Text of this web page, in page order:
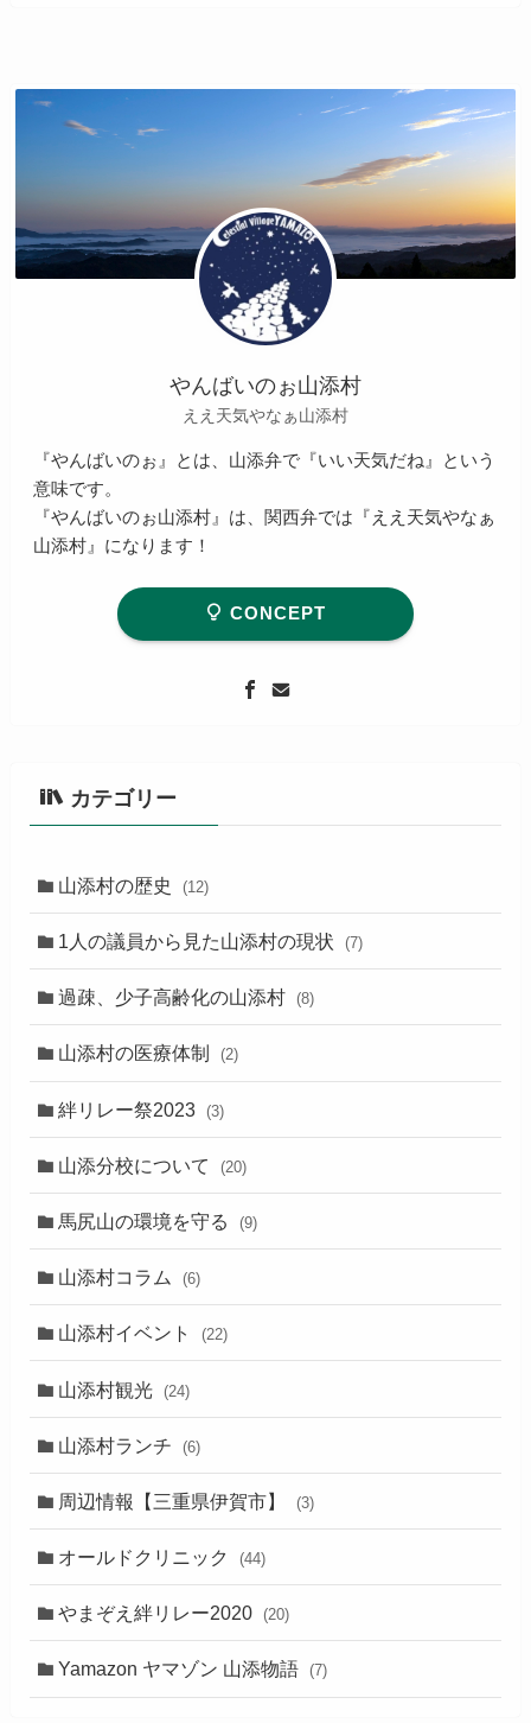
やんばいのぉ山添村
ええ天気やなぁ山添村
『やんばいのぉ』とは、山添弁で『いい天気だね』という
意味です。
『やんばいのぉ山添村』は、関西弁では『ええ天気やなぁ
山添村』になります！
CONCEPT
カテゴリー
山添村の歴史 (12)
1人の議員から見た山添村の現状 (7)
過疎、少子高齢化の山添村 (8)
山添村の医療体制 (2)
絆リレー祭2023 (3)
山添分校について (20)
馬尻山の環境を守る (9)
山添村コラム (6)
山添村イベント (22)
山添村観光 (24)
山添村ランチ (6)
周辺情報【三重県伊賀市】 (3)
オールドクリニック (44)
やまぞえ絆リレー2020 (20)
Yamazon ヤマゾン 山添物語 (7)